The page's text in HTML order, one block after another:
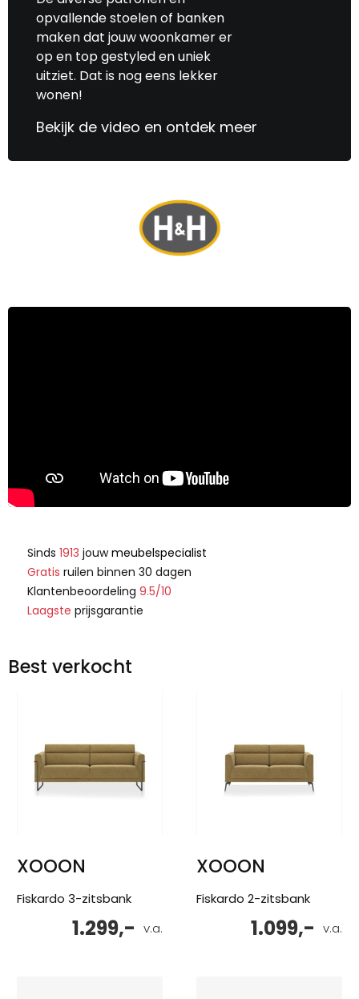
opvallende stoelen of banken
maken dat jouw woonkamer er
op en top gestyled en uniek
uitziet. Dat is nog eens lekker
wonen!
Bekijk de video en ontdek meer
Sinds 1913 jouwmeubelspecialist
Gratis ruilen binnen 30 dagen
Klantenbeoordeling 9.5/10
Laagste prijsgarantie
Best verkocht
XOOON
Fiskardo 3-zitsbank
v.a.
1.299,-
XOOON
Fiskardo 2-zitsbank
v.a.
1.099,-